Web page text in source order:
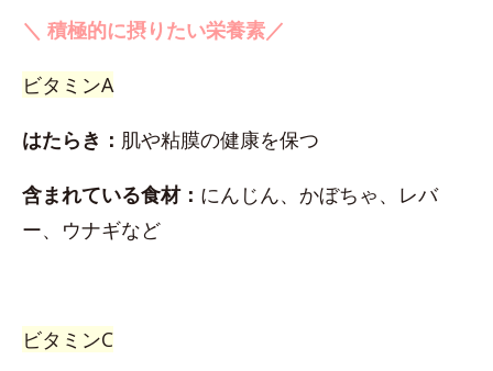
＼ 積極的に摂りたい栄養素／
ビタミンA
はたらき： 肌や粘膜の健康を保つ
含まれている食材： にんじん、かぼちゃ、レバ
ー、ウナギなど
ビタミンC